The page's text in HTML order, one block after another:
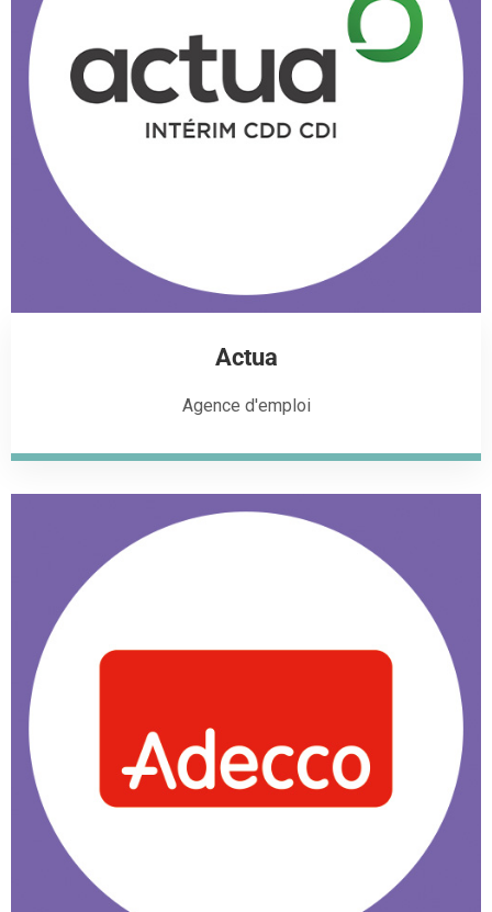
Actua
Agence d'emploi